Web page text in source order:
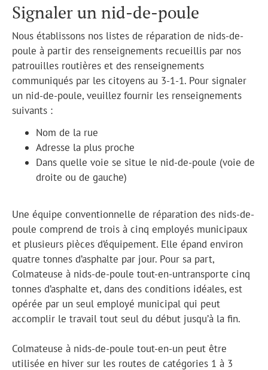
Signaler un nid-de-poule
Nous établissons nos listes de réparation de nids-de-
poule à partir des renseignements recueillis par nos
patrouilles routières et des renseignements
communiqués par les citoyens au 3-1-1. Pour signaler
un nid-de-poule, veuillez fournir les renseignements
suivants :
Nom de la rue
Adresse la plus proche
Dans quelle voie se situe le nid-de-poule (voie de
droite ou de gauche)
Une équipe conventionnelle de réparation des nids-de-
poule comprend de trois à cinq employés municipaux
et plusieurs pièces d’équipement. Elle épand environ
quatre tonnes d’asphalte par jour. Pour sa part,
Colmateuse à nids-de-poule tout-en-untransporte cinq
tonnes d’asphalte et, dans des conditions idéales, est
opérée par un seul employé municipal qui peut
accomplir le travail tout seul du début jusqu’à la fin.
Colmateuse à nids-de-poule tout-en-un peut être
utilisée en hiver sur les routes de catégories 1 à 3